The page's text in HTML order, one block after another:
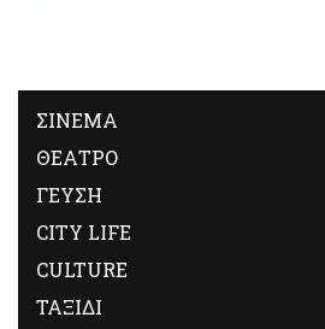
ΣΙΝΕΜΑ
ΘΕΑΤΡΟ
ΓΕΥΣΗ
CITY LIFE
CULTURE
ΤΑΞΙΔΙ